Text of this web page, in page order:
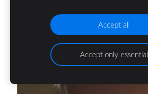
Accept all
Accept only essential